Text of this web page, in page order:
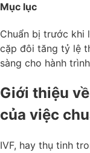
Mục lục
Chuẩn bị trước khi
cặp đôi tăng tỷ lệ
sàng cho hành
Giới thiệu
của việc
IVF, hay thụ tinh